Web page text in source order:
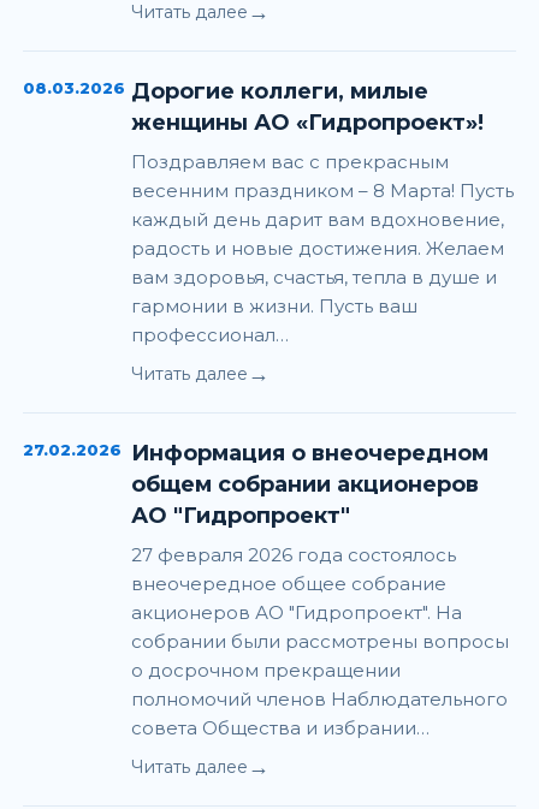
Читать далее →
08.03.2026 Дорогие коллеги, милые
женщины АО «Гидропроект»!
Поздравляем вас с прекрасным
весенним праздником – 8 Марта! Пусть
каждый день дарит вам вдохновение,
радость и новые достижения. Желаем
вам здоровья, счастья, тепла в душе и
гармонии в жизни. Пусть ваш
профессионал…
Читать далее →
27.02.2026
Информация о внеочередном
общем собрании акционеров
АО "Гидропроект"
27 февраля 2026 года состоялось
внеочередное общее собрание
акционеров АО "Гидропроект". На
собрании были рассмотрены вопросы
о досрочном прекращении
полномочий членов Наблюдательного
совета Общества и избрании…
Читать далее →